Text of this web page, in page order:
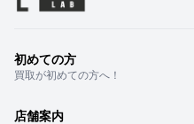
初めての方
買取が初めての方へ！
店舗案内